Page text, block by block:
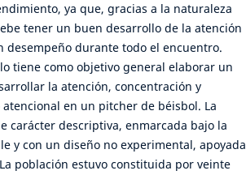
ya que, gracias a la naturaleza
tener un buen desarrollo de la atención
desempeño durante todo el encuentro.
tiene como objetivo general elaborar un
la atención, concentración y
en un pitcher de béisbol. La
carácter descriptiva, enmarcada bajo la
y con un diseño no experimental, apoyada
población estuvo constituida por veinte